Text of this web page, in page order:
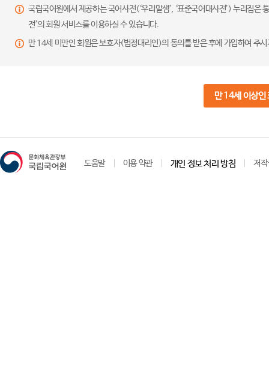
국립국어원에서 제공하는 국어사전(‘우리말샘’, ‘표준국어대사전’) 누리집
전’의 회원 서비스를 이용하실 수 있습니다.
만 14세 미만인 회원은 보호자(법정대리인)의 동의를 받은 후에 가입하여 주
만 14세 이상인
도움말 이용 약관 개인 정보 처리 방침 저